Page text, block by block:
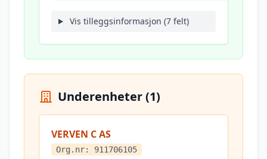
Vis tilleggsinformasjon (7 felt)
Underenheter (1)
VERVEN C AS
Org.nr: 911706105